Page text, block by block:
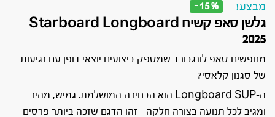
מבצע! -15%
גלשן סאפ קשיח Starboard Longboard
2025
מחפשים סאפ לונגבורד שמספק ביצועים יוצאי דופן עם נגיעות
של סגנון קלאסי?
ה-Longboard SUP הוא הבחירה המושלמת. גמיש, מהיר
ומגיב לכל תנועה בצורה חלקה – זהו הדגם שזכה ביותר פרסים